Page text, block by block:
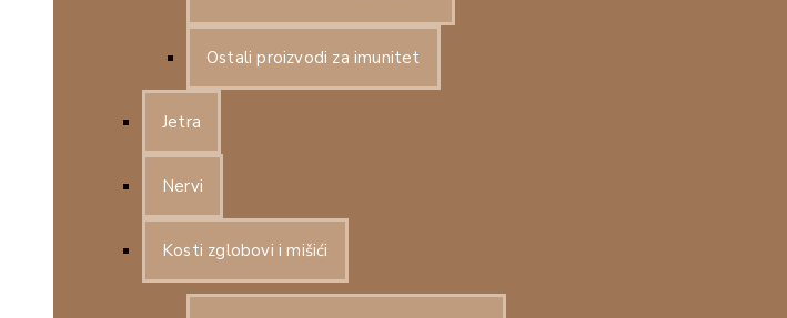
Ostali proizvodi za imunitet
Jetra
Nervi
Kosti zglobovi i mišići